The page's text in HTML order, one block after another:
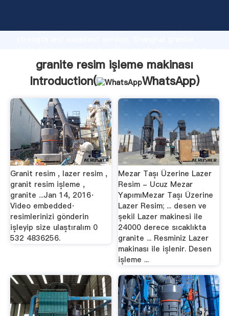
strong production capability, advanced research
bring values to all of customers.
granite resim işleme makinası
Introduction(
WhatsApp)
Granit resim , lazer resim ,
granit resim işleme ,
granite ...Jan 14, 2016·
Video embedded·
resimlerinizi gönderin
işleyip size ulaştıralım 0
532 4836256.
Mezar Taşı Üzerine Lazer
Resim - Ucuz Mezar
YapımıMezar Taşı Üzerine
Lazer Resim; ... desen ve
şekil Lazer makinesi ile
24000 derece sıcaklıkta
granite ... Resminiz Lazer
makinası ile işlenir. Desen
işleme ...